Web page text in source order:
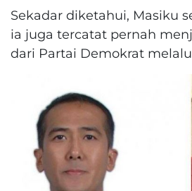
Sekadar diketahui, Masiku
ia juga tercatat pernah
dari Partai Demokrat